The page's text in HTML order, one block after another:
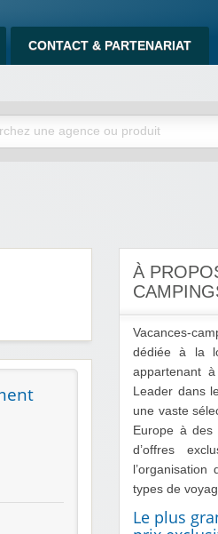
CONTACT & PARTENARIAT
À
Vacances-
dédiée à la
appartenant
Leader dans
une vaste
Europe à des
d’offres
types de
Le plus